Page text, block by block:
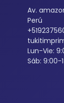
Av.
Perú
Lun-Vie:
Sáb: 9:00-